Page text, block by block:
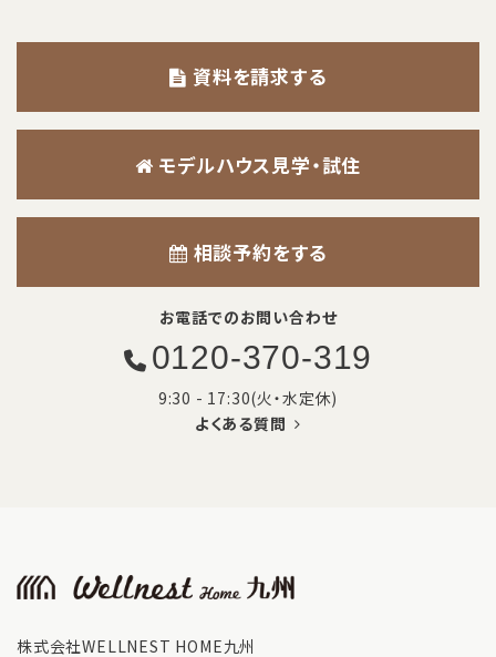
資料を請求する
モデルハウス見学・試住
相談予約をする
お電話でのお問い合わせ
0120-370-319
9:30 - 17:30(火・水定休)
よくある質問
株式会社WELLNEST HOME九州